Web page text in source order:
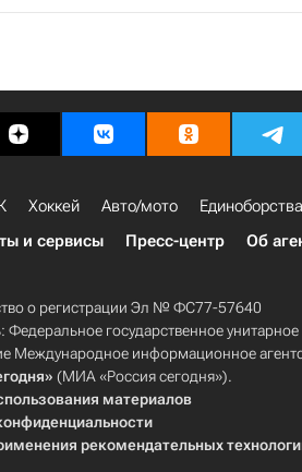
Хоккей Авто/мото Единоборства
и сервисы Пресс-центр Об
о регистрации Эл № ФС77-57640
Федеральное государственное унитарное
Международное информационное
(МИА «Россия сегодня»).
материалов
рекомендательных